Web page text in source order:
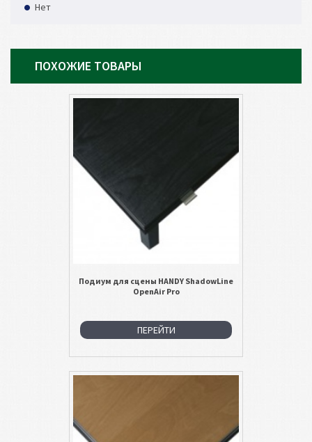
Нет
ПОХОЖИЕ ТОВАРЫ
Подиум для сцены HANDY ShadowLine
OpenAir Pro
ПЕРЕЙТИ